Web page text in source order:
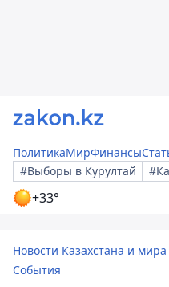
ПолитикаМирФинансы
#Выборы в Курултай
+33°
Новости Казахстана и мира
События